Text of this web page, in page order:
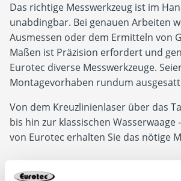
Das richtige Messwerkzeug ist im
unabdingbar. Bei genauen Arbeiten
Ausmessen oder dem Ermitteln von
Maßen ist Präzision erfordert und
Eurotec diverse Messwerkzeuge.
Montagevorhaben rundum
Von dem Kreuzlinienlaser über das
bis hin zur klassischen Wasserwaage
von Eurotec erhalten Sie das nötige